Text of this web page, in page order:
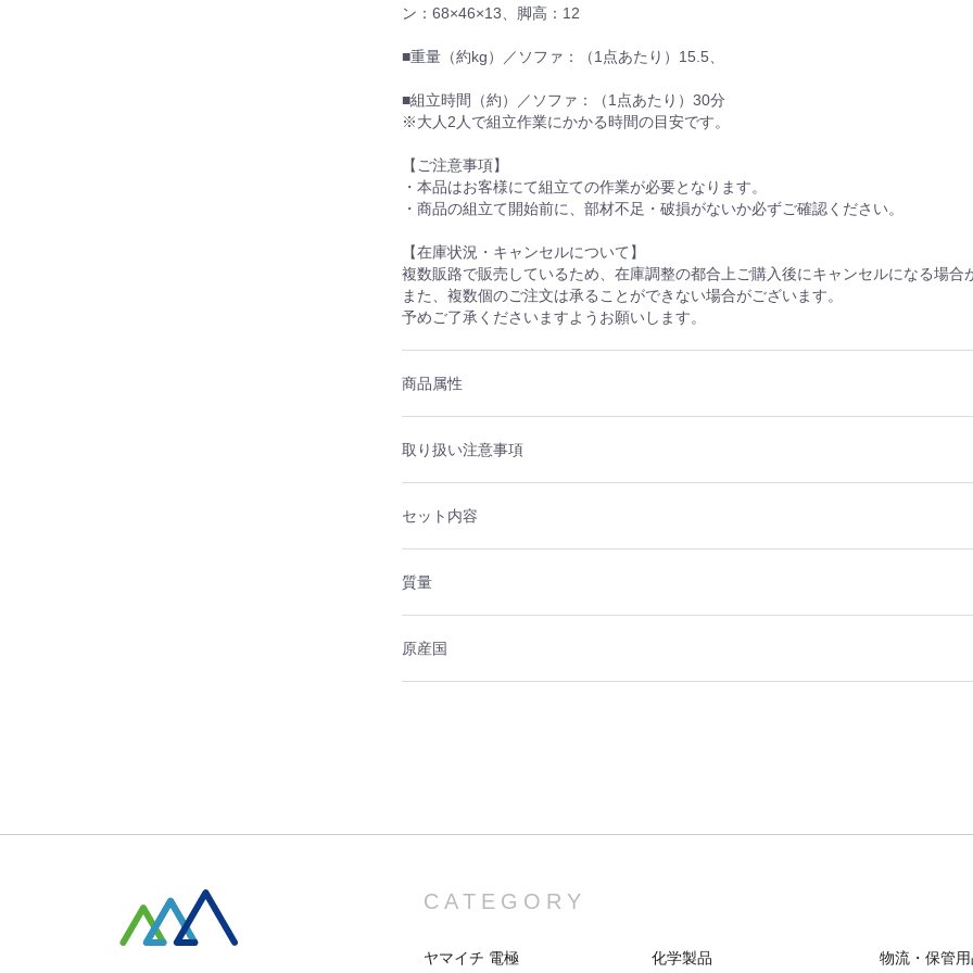
ン：68×46×13、脚高：12
■重量（約kg）／ソファ：（1点あたり）15.5、
■組立時間（約）／ソファ：（1点あたり）30分
※大人2人で組立作業にかかる時間の目安です。
【ご注意事項】
・本品はお客様にて組立ての作業が必要となります。
・商品の組立て開始前に、部材不足・破損がないか必ずご確認ください。
【在庫状況・キャンセルについて】
複数販路で販売しているため、在庫調整の都合上ご購入後にキャンセルになる場合
また、複数個のご注文は承ることができない場合がございます。
予めご了承くださいますようお願いします。
商品属性
取り扱い注意事項
セット内容
質量
原産国
CATEGORY
ヤマイチ 電極 化学製品 物流・保管用